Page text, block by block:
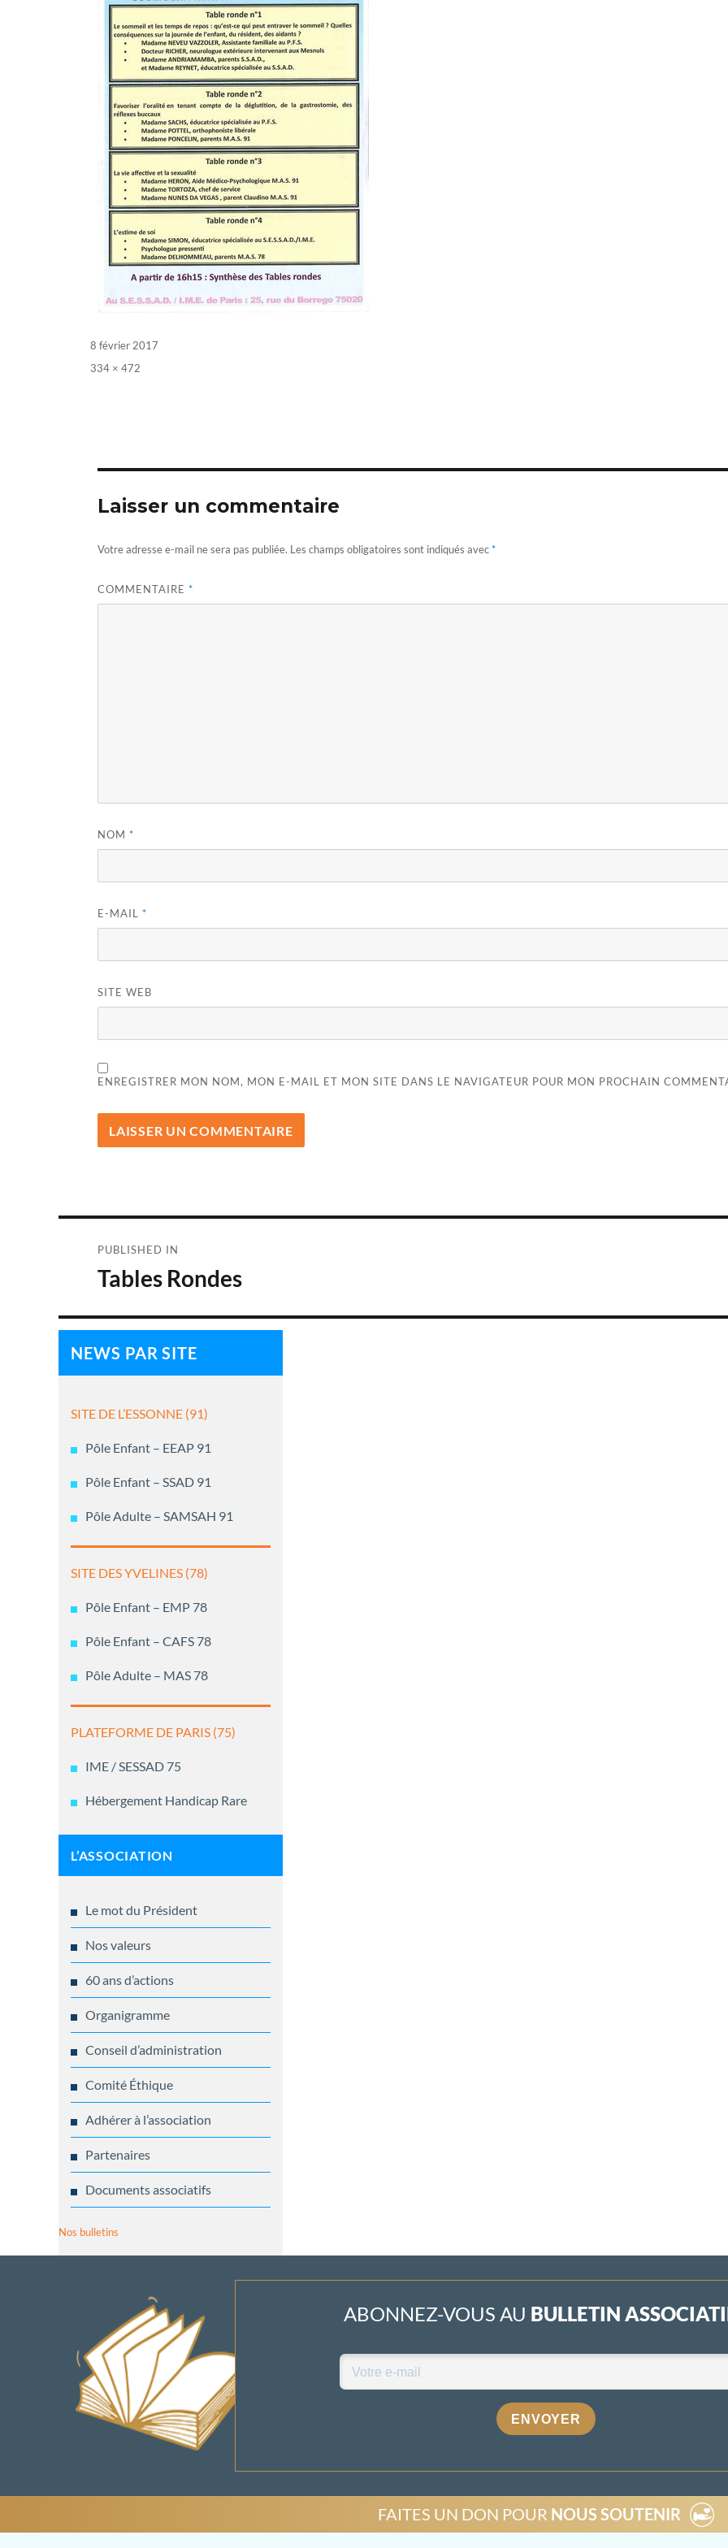
Posted
on
8 février 2017
Full
334 × 472
Laisser un commentaire
Votre adresse e-mail ne sera pas publiée. Les champs obligatoires sont indiqués avec*
COMMENTAIRE *
NOM *
E-MAIL *
SITE WEB
ENREGISTRER MON NOM, MON E-MAIL ET MON SITE DANS LE NAVIGATEUR POUR MON PROCHAIN
de
PUBLISHED IN
Tables Rondes
NEWS PAR SITE
SITE DE L’ESSONNE (91)
Pôle Enfant – EEAP 91
Pôle Enfant – SSAD 91
Pôle Adulte – SAMSAH 91
SITE DES YVELINES (78)
Pôle Enfant – EMP 78
Pôle Enfant – CAFS 78
Pôle Adulte – MAS 78
PLATEFORME DE PARIS (75)
IME / SESSAD 75
Hébergement Handicap Rare
L’ASSOCIATION
Le mot du Président
Nos valeurs
60 ans d’actions
Organigramme
Conseil d’administration
Comité Éthique
Adhérer à l’association
Partenaires
Documents associatifs
Nos bulletins
ABONNEZ-VOUS AU BULLETIN
ENVOYER
FAITES UN DON POUR NOUS SOUTENIR